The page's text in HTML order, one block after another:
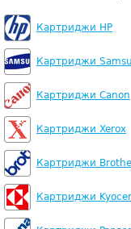
Картриджи HP
Картриджи
Картриджи Canon
Картриджи Xerox
Картриджи
Картриджи